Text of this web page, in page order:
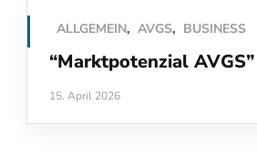
ALLGEMEIN, AVGS, BUSINESS
“Marktpotenzial
15. April 2026